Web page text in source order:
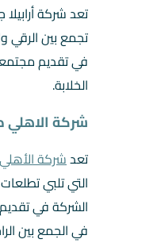
تعد شركة
تجمع بين الرقي
في تقديم
الخلابة.
شركة الاهلي
تعدشركة
التي تلبي
الشركة في
في الجمع بين